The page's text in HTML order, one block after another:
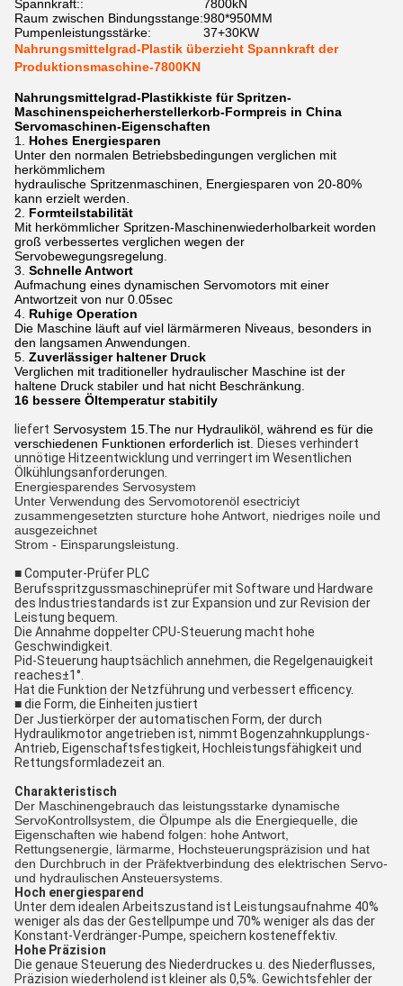
Spannkraft::
7800kN
Raum zwischen Bindungsstange:980*950MM
Pumpenleistungsstärke:
37+30KW
Nahrungsmittelgrad-Plastik überzieht Spannkraft der
Produktionsmaschine-7800KN
Nahrungsmittelgrad-Plastikkiste für Spritzen-
Maschinenspeicherherstellerkorb-Formpreis in China
Servomaschinen-Eigenschaften
1. Hohes Energiesparen
Unter den normalen Betriebsbedingungen verglichen mit
herkömmlichem
hydraulische Spritzenmaschinen, Energiesparen von 20-80%
kann erzielt werden.
2. Formteilstabilität
Mit herkömmlicher Spritzen-Maschinenwiederholbarkeit worden
groß verbessertes verglichen wegen der
Servobewegungsregelung.
3. Schnelle Antwort
Aufmachung eines dynamischen Servomotors mit einer
Antwortzeit von nur 0.05sec
4. Ruhige Operation
Die Maschine läuft auf viel lärmärmeren Niveaus, besonders in
den langsamen Anwendungen.
5. Zuverlässiger haltener Druck
Verglichen mit traditioneller hydraulischer Maschine ist der
haltene Druck stabiler und hat nicht Beschränkung.
16 bessere Öltemperatur stabitily
liefert Servosystem 15.The nur Hydrauliköl, während es für die
verschiedenen Funktionen erforderlich ist.
Dieses verhindert
unnötige Hitzeentwicklung und verringert im Wesentlichen
Ölkühlungsanforderungen.
Energiesparendes Servosystem
Unter Verwendung des Servomotorenöl esectriciyt
zusammengesetzten sturcture hohe Antwort, niedriges noile und
ausgezeichnet
Strom - Einsparungsleistung.
■ Computer-Prüfer PLC
Berufsspritzgussmaschineprüfer mit Software und Hardware
des Industriestandards ist zur Expansion und zur Revision der
Leistung bequem.
Die Annahme doppelter CPU-Steuerung macht hohe
Geschwindigkeit.
Pid-Steuerung hauptsächlich annehmen, die Regelgenauigkeit
reaches±1°.
Hat die Funktion der Netzführung und verbessert efficency.
■ die Form, die Einheiten justiert
Der Justierkörper der automatischen Form, der durch
Hydraulikmotor angetrieben ist, nimmt Bogenzahnkupplungs-
Antrieb, Eigenschaftsfestigkeit, Hochleistungsfähigkeit und
Rettungsformladezeit an.
Charakteristisch
Der Maschinengebrauch das leistungsstarke dynamische
ServoKontrollsystem, die Ölpumpe als die Energiequelle, die
Eigenschaften wie habend folgen: hohe Antwort,
Rettungsenergie, lärmarme, Hochsteuerungspräzision und hat
den Durchbruch in der Präfektverbindung des elektrischen Servo-
und hydraulischen Ansteuersystems.
Hoch energiesparend
Unter dem idealen Arbeitszustand ist Leistungsaufnahme 40%
weniger als das der Gestellpumpe und 70% weniger als das der
Konstant-Verdränger-Pumpe, speichern kosteneffektiv.
Hohe Präzision
Die genaue Steuerung des Niederdruckes u. des Niederflusses,
Präzision wiederholend ist kleiner als 0,5%. Gewichtsfehler der